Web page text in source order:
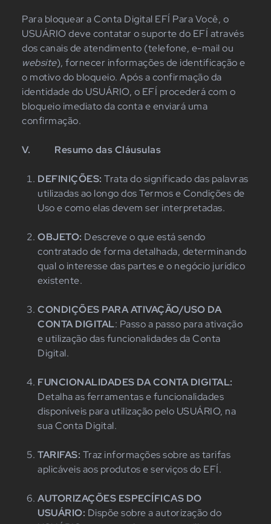
Para bloquear a Conta Digital EFÍ Para Você, o
USUÁRIO deve contatar o suporte do EFÍ através
dos canais de atendimento (telefone, e-mail ou
website), fornecer informações de identificação e
o motivo do bloqueio. Após a confirmação da
identidade do USUÁRIO, o EFÍ procederá com o
bloqueio imediato da conta e enviará uma
confirmação.
V. Resumo das Cláusulas
DEFINIÇÕES: Trata do significado das palavras
utilizadas ao longo dos Termos e Condições de
Uso e como elas devem ser interpretadas.
OBJETO: Descreve o que está sendo
contratado de forma detalhada, determinando
qual o interesse das partes e o negócio jurídico
existente.
CONDIÇÕES PARA ATIVAÇÃO/USO DA
CONTA DIGITAL: Passo a passo para ativação
e utilização das funcionalidades da Conta
Digital.
FUNCIONALIDADES DA CONTA DIGITAL:
Detalha as ferramentas e funcionalidades
disponíveis para utilização pelo USUÁRIO, na
sua Conta Digital.
TARIFAS: Traz informações sobre as tarifas
aplicáveis aos produtos e serviços do EFÍ.
AUTORIZAÇÕES ESPECÍFICAS DO
USUÁRIO: Dispõe sobre a autorização do